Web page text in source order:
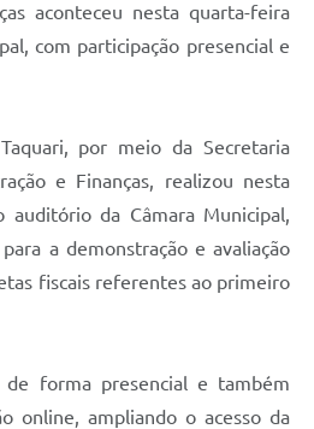
aconteceu nesta quarta-feira
com participação presencial e
por meio da Secretaria
e Finanças, realizou nesta
da Câmara Municipal,
a demonstração e avaliação
fiscais referentes ao primeiro
de forma presencial e também
online, ampliando o acesso da